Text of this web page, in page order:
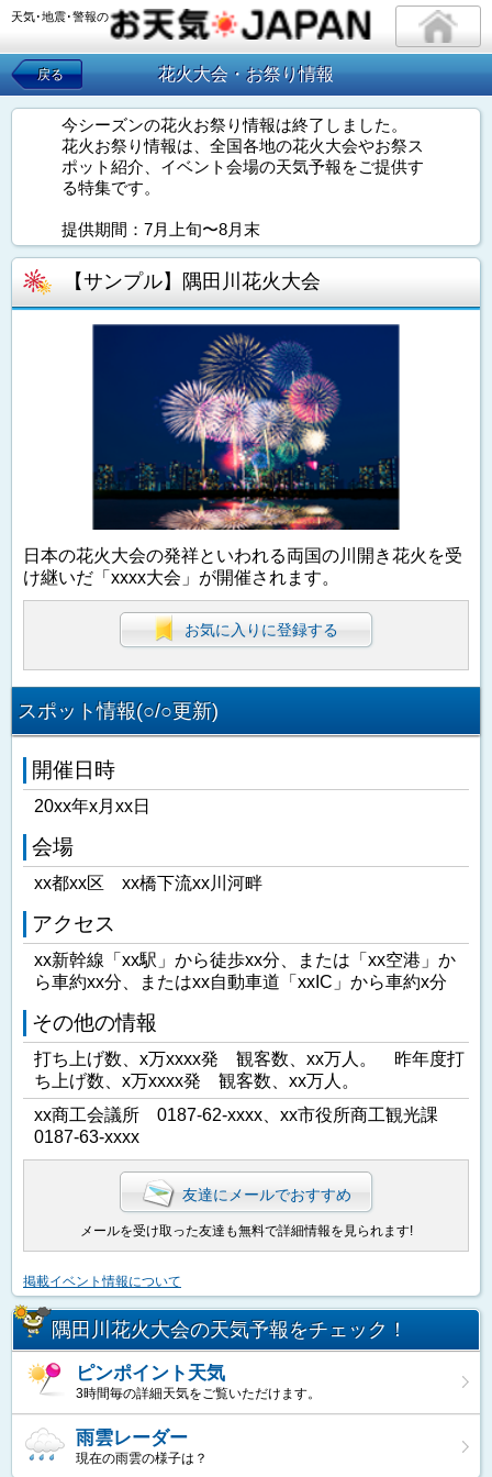
天気･地震･警報の
戻る 花火大会・お祭り情報
今シーズンの花火お祭り情報は終了しました。
花火お祭り情報は、全国各地の花火大会やお祭ス
ポット紹介、イベント会場の天気予報をご提供す
る特集です。
提供期間：7月上旬〜8月末
【サンプル】隅田川花火大会
日本の花火大会の発祥といわれる両国の川開き花火を受
け継いだ「xxxx大会」が開催されます。
お気に入りに登録する
スポット情報(○/○更新)
開催日時
20xx年x月xx日
会場
xx都xx区 xx橋下流xx川河畔
アクセス
xx新幹線「xx駅」から徒歩xx分、または「xx空港」か
ら車約xx分、またはxx自動車道「xxIC」から車約x分
その他の情報
打ち上げ数、x万xxxx発 観客数、xx万人。 昨年度打
ち上げ数、x万xxxx発 観客数、xx万人。
xx商工会議所 0187-62-xxxx、xx市役所商工観光課
0187-63-xxxx
友達にメールでおすすめ
メールを受け取った友達も無料で詳細情報を見られます!
掲載イベント情報について
隅田川花火大会の天気予報をチェック！
ピンポイント天気
3時間毎の詳細天気をご覧いただけます。
雨雲レーダー
現在の雨雲の様子は？